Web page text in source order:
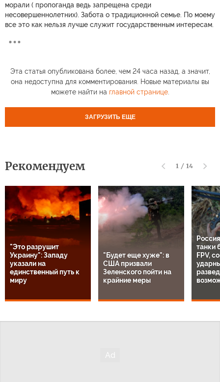
морали ( пропоганда ведь запрещена среди
несовершеннолетних). Забота о традиционной семье. По моему
все это как нельзя лучше служит государственным интересам.
Эта статья опубликована более, чем 24 часа назад, а значит,
она недоступна для комментирования. Новые материалы вы
можете найти на главной странице.
ЗАГРУЗИТЬ ЕЩЕ
Рекомендуем 1 / 14
"Это разрушит
Украину": Западу
указали на
единственный путь к
миру
"Будет еще хуже": в
США призвали
Зеленского пойти на
крайние меры
танки
FPV,